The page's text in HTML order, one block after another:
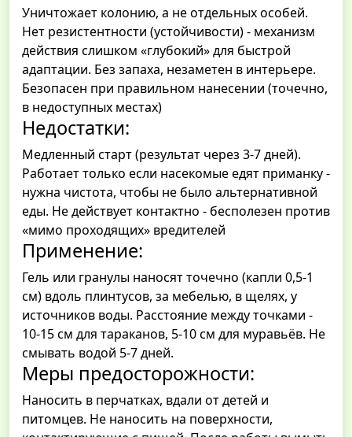
Уничтожает колонию, а не отдельных особей.
Нет резистентности (устойчивости) - механизм
действия слишком «глубокий» для быстрой
адаптации. Без запаха, незаметен в интерьере.
Безопасен при правильном нанесении (точечно,
в недоступных местах)
Недостатки:
Медленный старт (результат через 3-7 дней).
Работает только если насекомые едят приманку -
нужна чистота, чтобы не было альтернативной
еды. Не действует контактно - бесполезен против
«мимо проходящих» вредителей
Применение:
Гель или гранулы наносят точечно (капли 0,5-1
см) вдоль плинтусов, за мебелью, в щелях, у
источников воды. Расстояние между точками -
10-15 см для тараканов, 5-10 см для муравьёв. Не
смывать водой 5-7 дней.
Меры предосторожности:
Наносить в перчатках, вдали от детей и
питомцев. Не наносить на поверхности,